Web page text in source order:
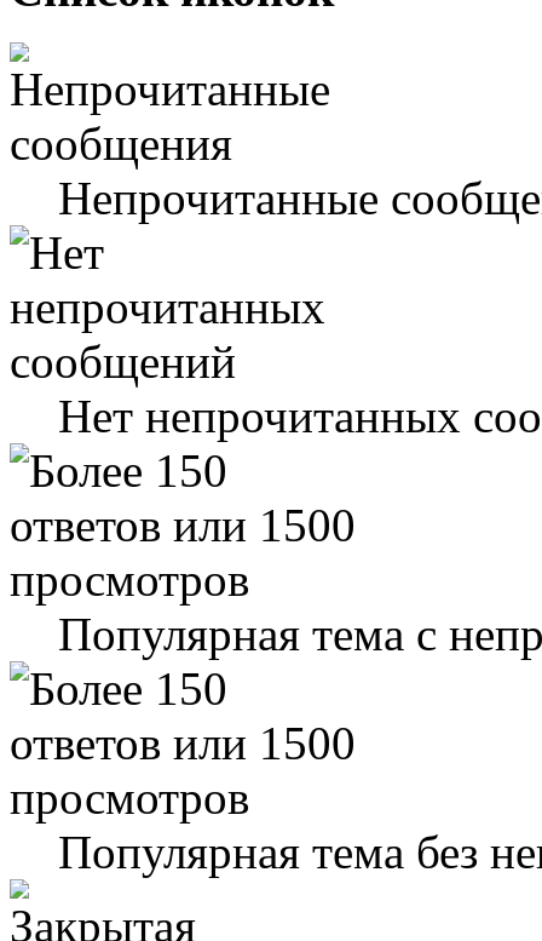
Непрочитанные
Нет непрочитанных
Популярная тема с
Популярная тема без